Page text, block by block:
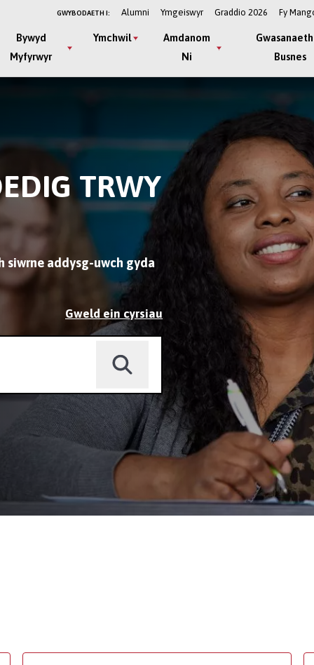
GWYBODAETH I: Alumni Ymgeiswyr Graddio 2026 Fy
Bywyd
Myfyrwyr
Ymchwil
Amdanom
Ni
Busnes
TRWY
siwrne addysg-uwch gyda
Gweld ein cyrsiau